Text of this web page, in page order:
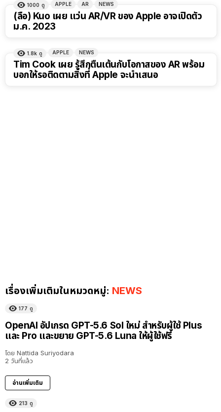
1000 ดู APPLE AR NEWS
(ลือ) Kuo เผย แว่น AR/VR ของ Apple อาจเปิดตัว
ม.ค. 2023
1.8k ดู APPLE NEWS
Tim Cook เผย รู้สึกตื่นเต้นกับโอกาสของ AR พร้อม
บอกให้รอติดตามสิ่งที่ Apple จะนำเสนอ
เรื่องเพิ่มเติมในหมวดหมู่: NEWS
177 ดู
OpenAI อัปเกรด GPT-5.6 Sol ใหม่ สำหรับผู้ใช้ Plus
และ Pro และขยาย GPT-5.6 Luna ให้ผู้ใช้ฟรี
โดย Nattida Suriyodara
2 วันที่แล้ว
อ่านเพิ่มเติม
213 ดู